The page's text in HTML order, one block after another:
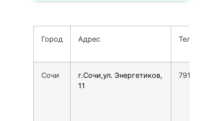
Город Адрес Телефон
Сочи
г.Сочи,ул. Энергетиков,
11